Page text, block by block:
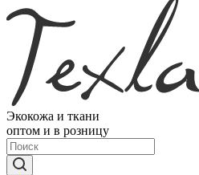
Экокожа и ткани
оптом и в розницу